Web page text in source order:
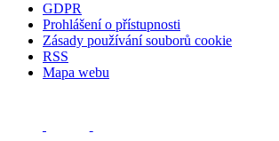
GDPR
Prohlášení o přístupnosti
Zásady používání souborů cookie
RSS
Mapa webu